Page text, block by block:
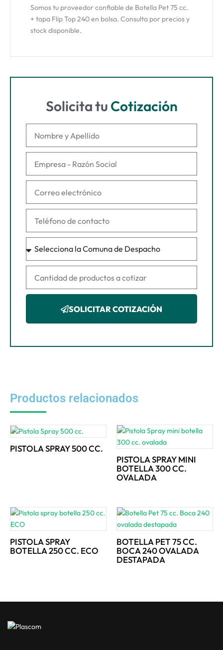
Somos tu proveedor confiable de Botella Pet 75 cc.
+ tapa Flip Top 240 en bolsa. Consulta por precios y
stock disponible.
Solicita tu Cotización
SOLICITAR COTIZACIÓN
Productos relacionados
PISTOLA SPRAY 500 CC.
PISTOLA SPRAY MINI
BOTELLA 300 CC.
OVALADA
PISTOLA SPRAY
BOTELLA 250 CC. ECO
BOTELLA PET 75 CC.
BOCA 240 OVALADA
DESTAPADA